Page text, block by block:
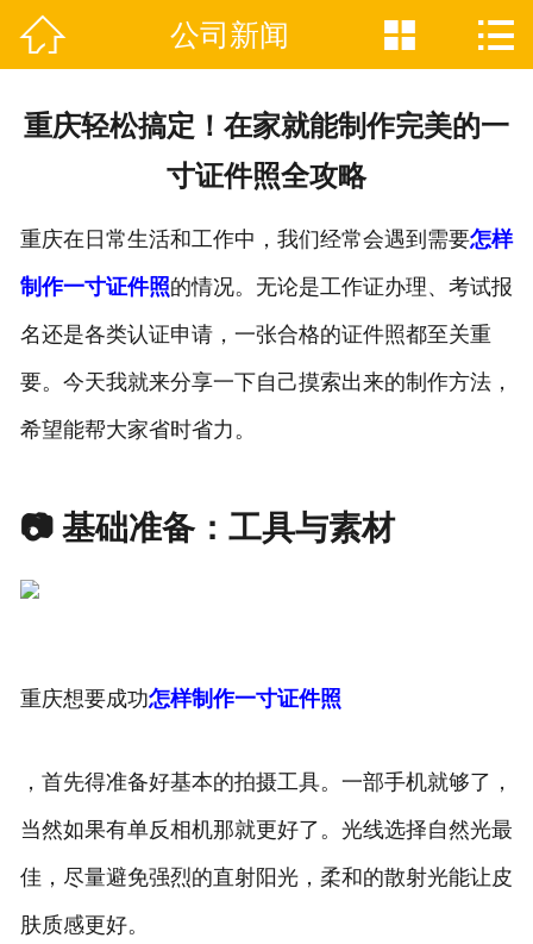
网站首页
联系我们
 公司新闻  
重庆轻松搞定！在家就能制作完美的一
寸证件照全攻略
重庆在日常生活和工作中，我们经常会遇到需要怎样
制作一寸证件照的情况。无论是工作证办理、考试报
名还是各类认证申请，一张合格的证件照都至关重
要。今天我就来分享一下自己摸索出来的制作方法，
希望能帮大家省时省力。
📷 基础准备：工具与素材
重庆想要成功怎样制作一寸证件照
，首先得准备好基本的拍摄工具。一部手机就够了，
当然如果有单反相机那就更好了。光线选择自然光最
佳，尽量避免强烈的直射阳光，柔和的散射光能让皮
肤质感更好。